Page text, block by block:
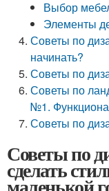
Выбор
Элементы
Советы по
начинать?
Советы по
Советы по
№1.
Советы по
Советы по
сделать